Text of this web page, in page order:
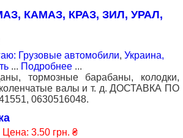
КАМАЗ, КРАЗ, ЗИЛ, УРАЛ,
Грузовые автомобили, Украина,
... Подробнее ...
тормозные барабаны, колодки,
валы и т. д. ДОСТАВКА ПО
0630516048.
Цена: 3.50 грн. ₴